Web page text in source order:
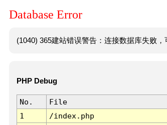
Database Error
(1040) 365建站错误警告：连接数据库失败
PHP Debug
No. File
1
/index.php